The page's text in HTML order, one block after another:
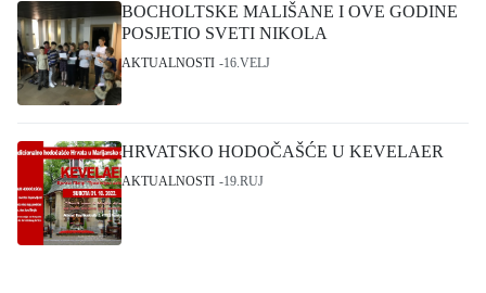
BOCHOLTSKE MALIŠANE I OVE GODINE
POSJETIO SVETI NIKOLA
AKTUALNOSTI 16.VELJ
HRVATSKO HODOČAŠĆE U KEVELAER
AKTUALNOSTI 19.RUJ